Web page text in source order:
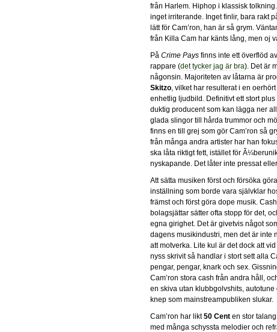
från Harlem. Hiphop i klassisk
inget irriterande. Inget finlir, bara rakt
lätt för Cam’ron, han är så grym.
från Killa Cam har känts lång, men oj
På Crime Pays finns inte ett överflöd
rappare (det tycker jag är bra). Det är
någonsin. Majoriteten av låtarna är
Skitzo, vilket har resulterat i en
enhetlig ljudbild. Definitivt ett stort plus
duktig producent som kan lägga ner
glada slingor till hårda trummor och
finns en till grej som gör Cam’ron så
från många andra artister har han
ska låta riktigt fett, istället för
nyskapande. Det låter inte pressat
Att sätta musiken först och försöka
inställning som borde vara självklar
främst och först göra dope musik.
bolagsjättar sätter ofta stopp för det,
egna girighet. Det är givetvis något
dagens musikindustri, men det är inte
att motverka. Lite kul är det dock att
nyss skrivit så handlar i stort sett alla
pengar, pengar, knark och sex.
Cam’ron stora cash från andra håll,
en skiva utan klubbgolvshits,
knep som mainstreampubliken slukar.
Cam’ron har likt50 Cent en stor
med många schyssta melodier och